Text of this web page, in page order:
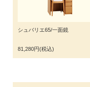
シュバリエ65/一面鏡
81,280円(税込)